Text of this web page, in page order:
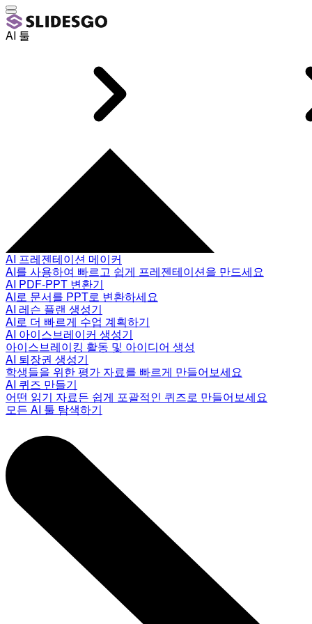
AI 툴
AI 프레젠테이션 메이커
AI를 사용하여 빠르고 쉽게 프레젠테이션을 만드세요
AI PDF-PPT 변환기
AI로 문서를 PPT로 변환하세요
AI 레슨 플랜 생성기
AI로 더 빠르게 수업 계획하기
AI 아이스브레이커 생성기
아이스브레이킹 활동 및 아이디어 생성
AI 퇴장권 생성기
학생들을 위한 평가 자료를 빠르게 만들어보세요
AI 퀴즈 만들기
어떤 읽기 자료든 쉽게 포괄적인 퀴즈로 만들어보세요
모든 AI 툴 탐색하기